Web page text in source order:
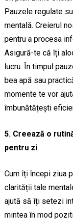
Pauzele regulate
mentală. Creierul
pentru a procesa
Asigură-te că îți
lucru. În timpul
bea apă sau
momente te vor
îmbunătățești
5. Creează o
pentru zi
Cum îți începi ziua
clarității tale
ajută să îți setezi
mintea în mod